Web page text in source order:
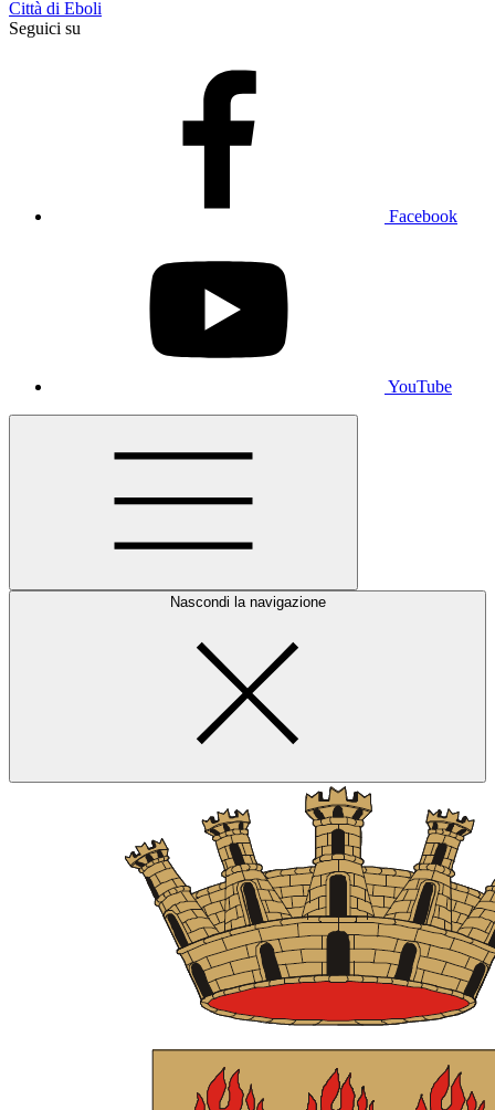
Città di Eboli
Seguici su
Facebook
YouTube
Nascondi la navigazione